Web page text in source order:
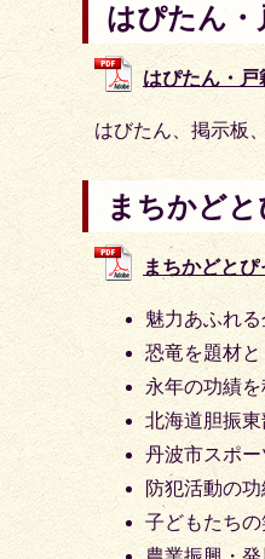
はぴたん・
はぴたん・
はびたん、掲示板
まちかど
まちかどと
魅力あふれ
恐竜を題材
永年の功績
北海道胆振
丹波市スポ
防犯活動の
子どもたち